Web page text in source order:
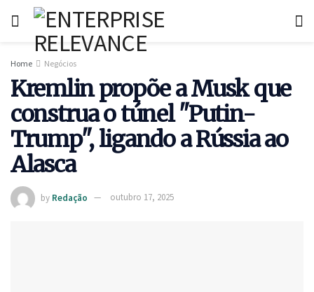
Home Negócios
Kremlin propõe a Musk que
construa o túnel "Putin-
Trump", ligando a Rússia ao
Alasca
by Redação outubro 17, 2025